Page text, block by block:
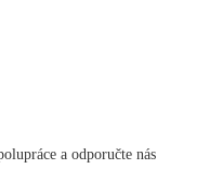
a odporučte nás